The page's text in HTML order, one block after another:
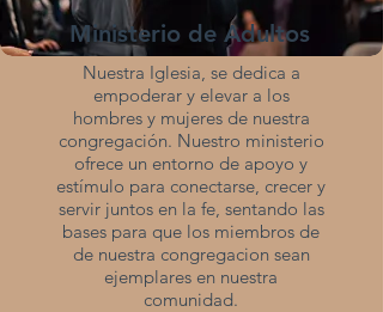
Ministerio de Adultos
Nuestra Iglesia, se dedica a
empoderar y elevar a los
hombres y mujeres de nuestra
congregación. Nuestro ministerio
ofrece un entorno de apoyo y
estímulo para conectarse, crecer y
servir juntos en la fe, sentando las
bases para que los miembros de
de nuestra congregacion sean
ejemplares en nuestra
comunidad.